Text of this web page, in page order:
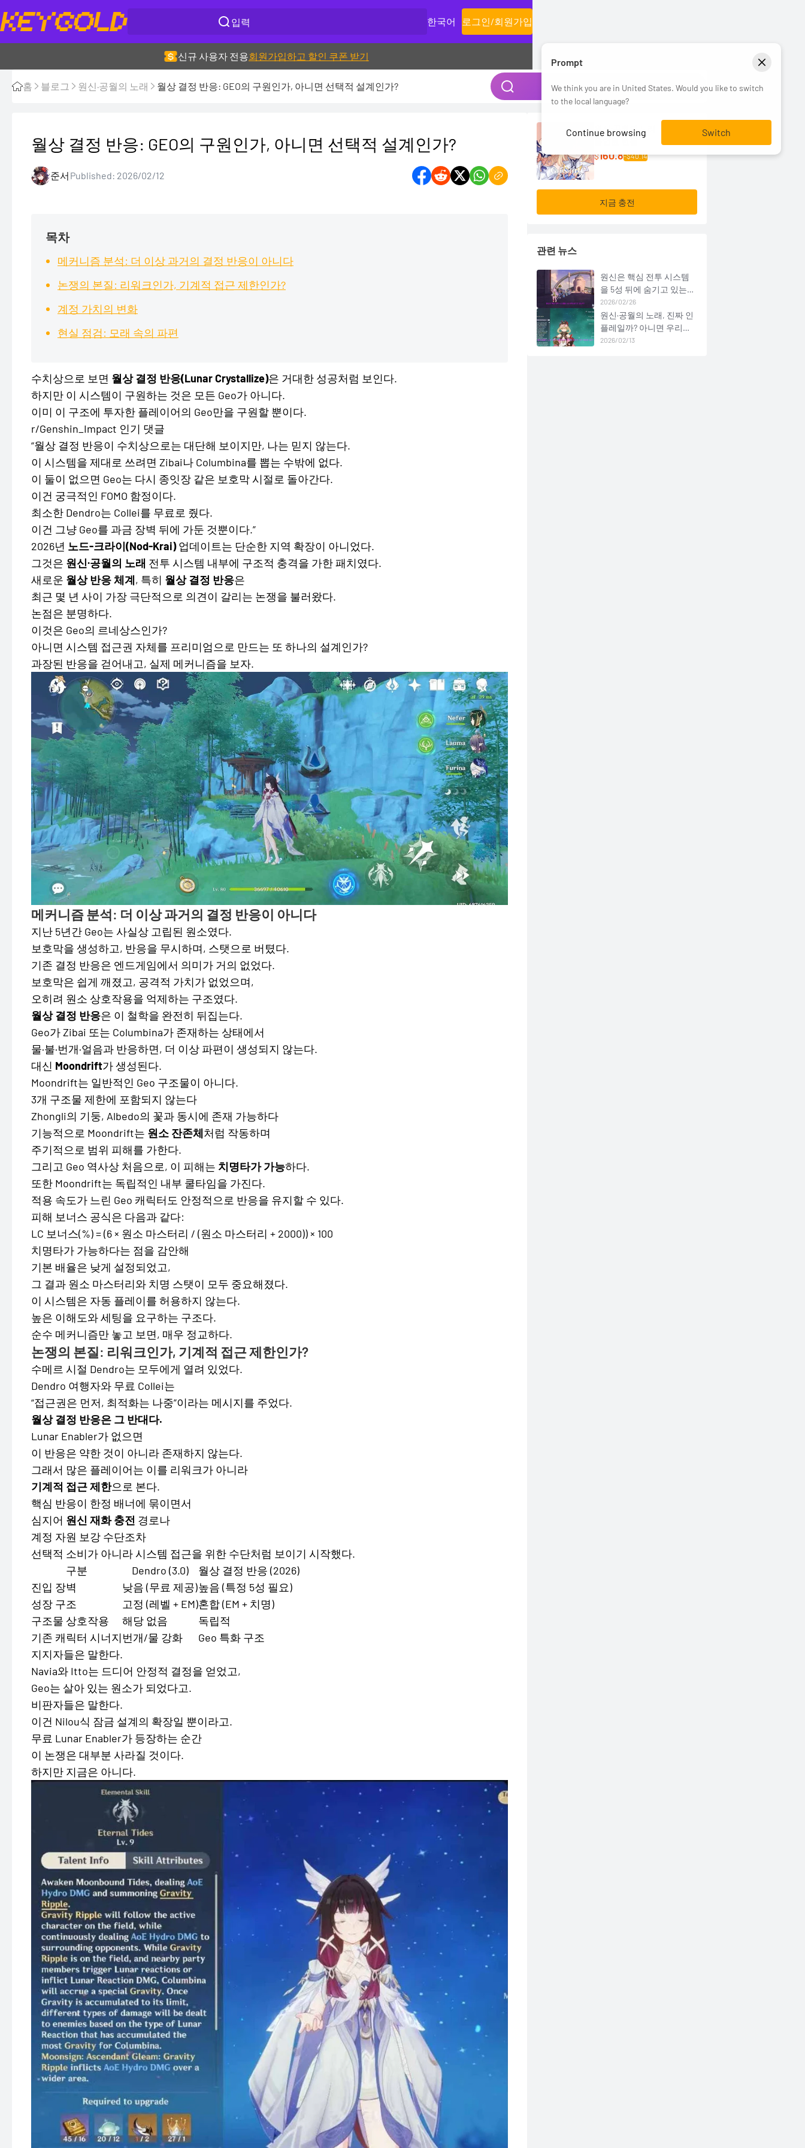
한국어 로그인/회원가입
신규 사용자 전용회원가입하고 할인 쿠폰 받기
Prompt
We think you are in United States. Would you like to switch
to the local language?
Continue browsing Switch
홈 블로그 원신·공월의 노래 월상 결정 반응: GEO의 구원인가, 아니면 선택적 설계인가?
월상 결정 반응: GEO의 구원인가, 아니면 선택적 설계인가?
준서 Published: 2026/02/12
목차
메커니즘 분석: 더 이상 과거의 결정 반응이 아니다
논쟁의 본질: 리워크인가, 기계적 접근 제한인가?
계정 가치의 변화
현실 점검: 모래 속의 파편
수치상으로 보면 월상 결정 반응(Lunar Crystallize)은 거대한 성공처럼 보인다.
하지만 이 시스템이 구원하는 것은 모든 Geo가 아니다.
이미 이 구조에 투자한 플레이어의 Geo만을 구원할 뿐이다.
r/Genshin_Impact 인기 댓글
“월상 결정 반응이 수치상으로는 대단해 보이지만, 나는 믿지 않는다.
이 시스템을 제대로 쓰려면 Zibai나 Columbina를 뽑는 수밖에 없다.
이 둘이 없으면 Geo는 다시 종잇장 같은 보호막 시절로 돌아간다.
이건 궁극적인 FOMO 함정이다.
최소한 Dendro는 Collei를 무료로 줬다.
이건 그냥 Geo를 과금 장벽 뒤에 가둔 것뿐이다.”
2026년 노드-크라이(Nod-Krai)업데이트는 단순한 지역 확장이 아니었다.
그것은 원신·공월의 노래 전투 시스템 내부에 구조적 충격을 가한 패치였다.
새로운 월상 반응 체계, 특히 월상 결정 반응은
최근 몇 년 사이 가장 극단적으로 의견이 갈리는 논쟁을 불러왔다.
논점은 분명하다.
이것은 Geo의 르네상스인가?
아니면 시스템 접근권 자체를 프리미엄으로 만드는 또 하나의 설계인가?
과장된 반응을 걷어내고, 실제 메커니즘을 보자.
메커니즘 분석: 더 이상 과거의 결정 반응이 아니다
지난 5년간 Geo는 사실상 고립된 원소였다.
보호막을 생성하고, 반응을 무시하며, 스탯으로 버텼다.
기존 결정 반응은 엔드게임에서 의미가 거의 없었다.
보호막은 쉽게 깨졌고, 공격적 가치가 없었으며,
오히려 원소 상호작용을 억제하는 구조였다.
월상 결정 반응은 이 철학을 완전히 뒤집는다.
Geo가 Zibai 또는 Columbina가 존재하는 상태에서
물·불·번개·얼음과 반응하면, 더 이상 파편이 생성되지 않는다.
대신 Moondrift가 생성된다.
Moondrift는 일반적인 Geo 구조물이 아니다.
3개 구조물 제한에 포함되지 않는다
Zhongli의 기둥, Albedo의 꽃과 동시에 존재 가능하다
기능적으로 Moondrift는 원소 잔존체처럼 작동하며
주기적으로 범위 피해를 가한다.
그리고 Geo 역사상 처음으로, 이 피해는 치명타가 가능하다.
또한 Moondrift는 독립적인 내부 쿨타임을 가진다.
적용 속도가 느린 Geo 캐릭터도 안정적으로 반응을 유지할 수 있다.
피해 보너스 공식은 다음과 같다:
LC 보너스(%) = (6 × 원소 마스터리 / (원소 마스터리 + 2000)) × 100
치명타가 가능하다는 점을 감안해
기본 배율은 낮게 설정되었고,
그 결과 원소 마스터리와 치명 스탯이 모두 중요해졌다.
이 시스템은 자동 플레이를 허용하지 않는다.
높은 이해도와 세팅을 요구하는 구조다.
순수 메커니즘만 놓고 보면, 매우 정교하다.
논쟁의 본질: 리워크인가, 기계적 접근 제한인가?
수메르 시절 Dendro는 모두에게 열려 있었다.
Dendro 여행자와 무료 Collei는
“접근권은 먼저, 최적화는 나중”이라는 메시지를 주었다.
월상 결정 반응은 그 반대다.
Lunar Enabler가 없으면
이 반응은 약한 것이 아니라 존재하지 않는다.
그래서 많은 플레이어는 이를 리워크가 아니라
기계적 접근 제한으로 본다.
핵심 반응이 한정 배너에 묶이면서
심지어 원신 재화 충전 경로나
계정 자원 보강 수단조차
선택적 소비가 아니라 시스템 접근을 위한 수단처럼 보이기 시작했다.
구분
Dendro (3.0)
월상 결정 반응 (2026)
진입 장벽
낮음 (무료 제공)높음 (특정 5성 필요)
성장 구조
고정 (레벨 + EM)혼합 (EM + 치명)
구조물 상호작용
해당 없음
독립적
기존 캐릭터 시너지번개/물 강화
Geo 특화 구조
지지자들은 말한다.
Navia와 Itto는 드디어 안정적 결정을 얻었고,
Geo는 살아 있는 원소가 되었다고.
비판자들은 말한다.
이건 Nilou식 잠금 설계의 확장일 뿐이라고.
무료 Lunar Enabler가 등장하는 순간
이 논쟁은 대부분 사라질 것이다.
하지만 지금은 아니다.
원신·공월의 노래
$160.8-$40.14
지금 충전
관련 뉴스
원신은 핵심 전투 시스템
을 5성 뒤에 숨기고 있는
가?
2026/02/26
원신·공월의 노래, 진짜 인
플레일까? 아니면 우리가
너무 예민한 걸까?
2026/02/13